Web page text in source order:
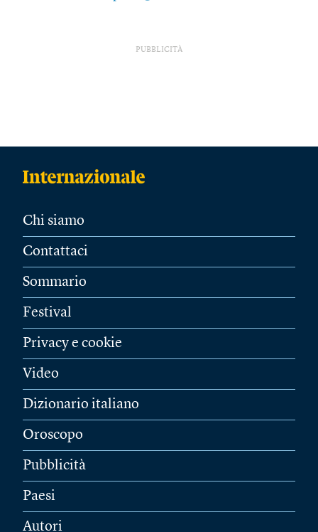
PUBBLICITÀ
Chi siamo
Contattaci
Sommario
Festival
Privacy e cookie
Video
Dizionario italiano
Oroscopo
Pubblicità
Paesi
Autori